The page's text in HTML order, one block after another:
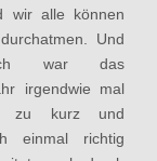
wir alle können
Und
war das
irgendwie mal
zu kurz und
einmal richtig